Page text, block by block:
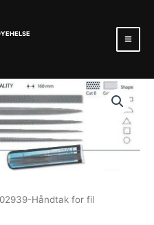
Håndtak for fil